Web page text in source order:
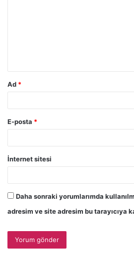
Ad *
E-posta *
İnternet sitesi
Daha sonraki yorumlarımda
adresim ve site adresim bu tarayıcıya